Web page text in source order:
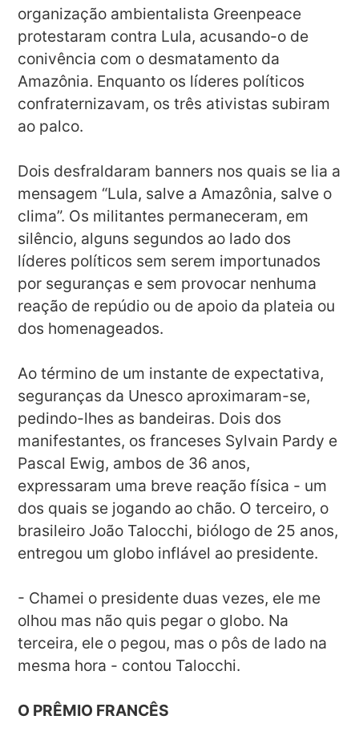
organização ambientalista Greenpeace
protestaram contra Lula, acusando-o de
conivência com o desmatamento da
Amazônia. Enquanto os líderes políticos
confraternizavam, os três ativistas subiram
ao palco.
Dois desfraldaram banners nos quais se lia a
mensagem “Lula, salve a Amazônia, salve o
clima”. Os militantes permaneceram, em
silêncio, alguns segundos ao lado dos
líderes políticos sem serem importunados
por seguranças e sem provocar nenhuma
reação de repúdio ou de apoio da plateia ou
dos homenageados.
Ao término de um instante de expectativa,
seguranças da Unesco aproximaram-se,
pedindo-lhes as bandeiras. Dois dos
manifestantes, os franceses Sylvain Pardy e
Pascal Ewig, ambos de 36 anos,
expressaram uma breve reação física - um
dos quais se jogando ao chão. O terceiro, o
brasileiro João Talocchi, biólogo de 25 anos,
entregou um globo inflável ao presidente.
- Chamei o presidente duas vezes, ele me
olhou mas não quis pegar o globo. Na
terceira, ele o pegou, mas o pôs de lado na
mesma hora - contou Talocchi.
O PRÊMIO FRANCÊS